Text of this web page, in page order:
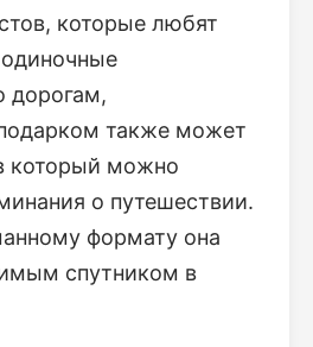
которые любят
одиночные
дорогам,
также может
который можно
о путешествии.
формату она
спутником в